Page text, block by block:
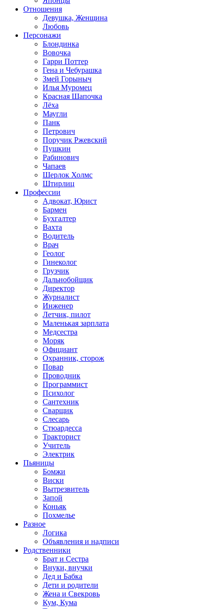
Отношения
Девушка, Женщина
Любовь
Персонажи
Блондинка
Вовочка
Гарри Поттер
Гена и Чебурашка
Змей Горыныч
Илья Муромец
Красная Шапочка
Лёха
Маугли
Панк
Петрович
Поручик Ржевский
Пушкин
Рабинович
Чапаев
Шерлок Холмс
Штирлиц
Профессии
Адвокат, Юрист
Бармен
Бухгалтер
Вахта
Водитель
Врач
Геолог
Гинеколог
Грузчик
Дальнобойщик
Директор
Журналист
Инженер
Летчик, пилот
Маленькая зарплата
Медсестра
Моряк
Официант
Охранник, сторож
Повар
Проводник
Программист
Психолог
Сантехник
Сварщик
Слесарь
Стюардесса
Тракторист
Учитель
Электрик
Пьяницы
Бомжи
Виски
Вытрезвитель
Запой
Коньяк
Похмелье
Разное
Логика
Объявления и надписи
Родственники
Брат и Сестра
Внуки, внучки
Дед и Бабка
Дети и родители
Жена и Свекровь
Кум, Кума